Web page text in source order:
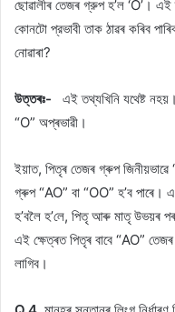
ছোৱালীৰ তেজৰ গ্রুপ হ’ল ‘O’।
কোনটো প্রভাবী তাক ঠাৱৰ কৰিব
নোৱাৰা?
উত্তৰঃ-
এই তথ্যখিনি যথেষ্ট
“O” অপ্ৰভাৱী।
ইয়াত, পিতৃৰ তেজৰ গ্ৰুপ
গ্ৰুপ “AO” বা “OO” হ’ব পাৰে।
হ’বলৈ হ’লে, পিতৃ আৰু মাতৃ উভয়ৰ
এই ক্ষেত্ৰত পিতৃৰ বাবে “AO”
লাগিব।